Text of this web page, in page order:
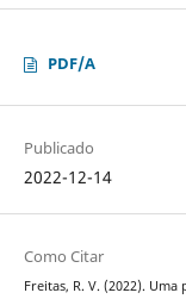
PDF/A
Publicado
2022-12-14
Como Citar
Freitas, R. V. (2022).